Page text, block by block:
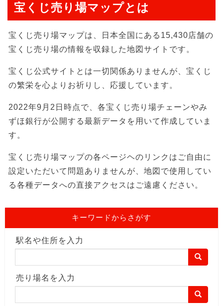
宝くじ売り場マップとは
宝くじ売り場マップは、日本全国にある15,430店舗の
宝くじ売り場の情報を収録した地図サイトです。
宝くじ公式サイトとは一切関係ありませんが、宝くじ
の繁栄を心よりお祈りし、応援しています。
2022年9月2日時点で、各宝くじ売り場チェーンやみ
ずほ銀行が公開する最新データを用いて作成していま
す。
宝くじ売り場マップの各ページヘのリンクはご自由に
設定いただいて問題ありませんが、地図で使用してい
る各種データへの直接アクセスはご遠慮ください。
キーワードからさがす
駅名や住所を入力
売り場名を入力